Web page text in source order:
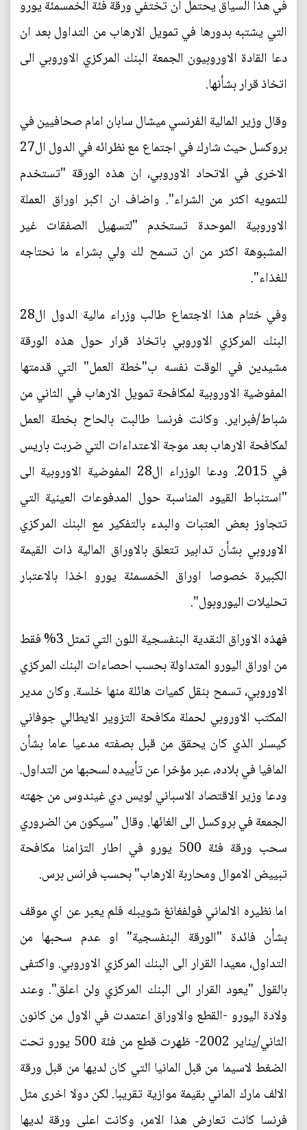
في هذا السياق يحتمل أن تختفي ورقة فئة الخمسمئة يورو
التي يشتبه بدورها في تمويل الارهاب من التداول بعد ان
دعا القادة الاوروبيون الجمعة البنك المركزي الاوروبي الى
اتخاذ قرار بشأنها.
وقال وزير المالية الفرنسي ميشال سابان امام صحافيين في
بروكسل حيث شارك في اجتماع مع نظرائه في الدول ال27
الاخرى في الاتحاد الاوروبي، ان هذه الورقة "تستخدم
للتمويه اكثر من الشراء". واضاف ان اكبر اوراق العملة
الاوروبية الموحدة تستخدم "لتسهيل الصفقات غير
المشبوهة اكثر من ان تسمح لك ولي بشراء ما نحتاجه
للغذاء".
وفي ختام هذا الاجتماع طالب وزراء مالية الدول ال28
البنك المركزي الاوروبي باتخاذ قرار حول هذه الورقة
مشيدين في الوقت نفسه ب"خطة العمل" التي قدمتها
المفوضية الاوروبية لمكافحة تمويل الارهاب في الثاني من
شباط/فبراير. وكانت فرنسا طالبت بالحاح بخطة العمل
لمكافحة الارهاب بعد موجة الاعتداءات التي ضربت باريس
في 2015. ودعا الوزراء ال28 المفوضية الاوروبية الى
"استنباط القيود المناسبة حول المدفوعات العينية التي
تتجاوز بعض العتبات والبدء بالتفكير مع البنك المركزي
الاوروبي بشأن تدابير تتعلق بالاوراق المالية ذات القيمة
الكبيرة خصوصا اوراق الخمسمئة يورو اخذا بالاعتبار
تحليلات اليوروبول".
فهذه الاوراق النقدية البنفسجية اللون التي تمثل 3% فقط
من اوراق اليورو المتداولة بحسب احصاءات البنك المركزي
الاوروبي، تسمح بنقل كميات هائلة منها خلسة. وكان مدير
المكتب الاوروبي لحملة مكافحة التزوير الايطالي جوفاني
كيسلر الذي كان يحقق من قبل بصفته مدعيا عاما بشأن
المافيا في بلاده، عبر مؤخرا عن تأييده لسحبها من التداول.
ودعا وزير الاقتصاد الاسباني لويس دي غيندوس من جهته
الجمعة في بروكسل الى الغائها. وقال "سيكون من الضروري
سحب ورقة فئة 500 يورو في اطار التزامنا مكافحة
تبييض الاموال ومحاربة الارهاب" بحسب فرانس برس.
اما نظيره الالماني فولفغانغ شويبله فلم يعبر عن اي موقف
بشأن فائدة "الورقة البنفسجية" او عدم سحبها من
التداول، معيدا القرار الى البنك المركزي الاوروبي. واكتفى
بالقول "يعود القرار الى البنك المركزي ولن اعلق". وعند
ولادة اليورو -القطع والاوراق اعتمدت في الاول من كانون
الثاني/يناير 2002- ظهرت قطع من فئة 500 يورو تحت
الضغط لاسيما من قبل المانيا التي كان لديها من قبل ورقة
الالف مارك الماني بقيمة موازية تقريبا. لكن دولا اخرى مثل
فرنسا كانت تعارض هذا الامر، وكانت اعلى ورقة لديها